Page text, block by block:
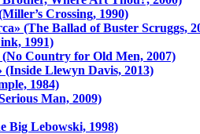
Crossing, 1990)
(The Ballad of Buster Scruggs,
1991)
Country for Old Men, 2007)
Llewyn Davis, 2013)
1984)
Man, 2009)
Big Lebowski, 1998)